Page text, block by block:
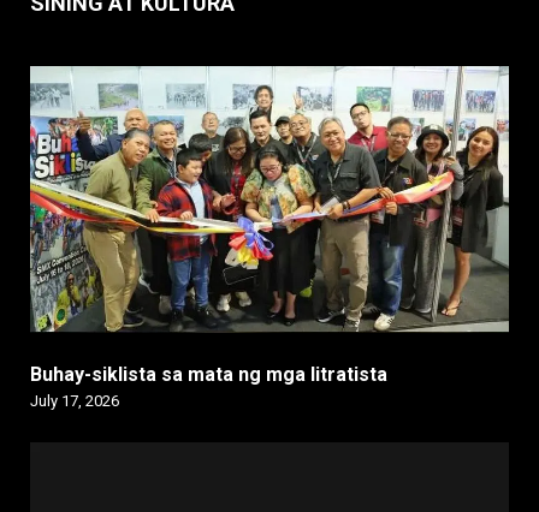
Buhay-siklista sa mata ng mga litratista
July 17, 2026